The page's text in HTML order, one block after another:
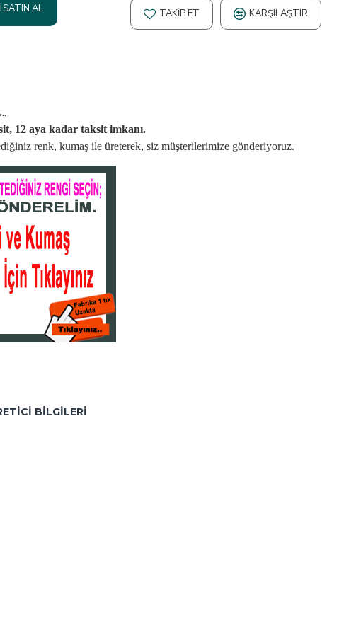
SATIN AL TAKIP ET KARŞILAŞTIR
..
12 aya kadar taksit imkanı.
renk, kumaş ile üreterek, siz müşterilerimize gönderiyoruz.
BILGILERI